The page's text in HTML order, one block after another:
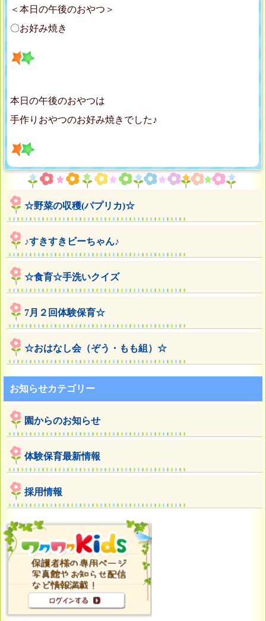
＜本日の午後のおやつ＞
〇お好み焼き
本日の午後のおやつは
手作りおやつのお好み焼きでした♪
☆野菜の収穫(パプリカ)☆
♪すきすきビーちゃん♪
☆食育☆手洗いクイズ
7月２回体験保育☆
☆おはなし会（ぞう・もも組）☆
お知らせカテゴリー
園からのお知らせ
体験保育最新情報
採用情報